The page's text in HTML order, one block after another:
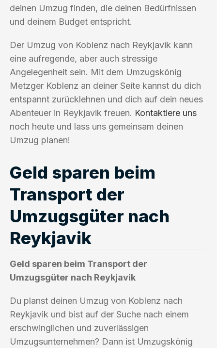
deinen Umzug finden, die deinen Bedürfnissen
und deinem Budget entspricht.
Der Umzug von Koblenz nach Reykjavik kann
eine aufregende, aber auch stressige
Angelegenheit sein. Mit dem Umzugskönig
Metzger Koblenz an deiner Seite kannst du dich
entspannt zurücklehnen und dich auf dein neues
Abenteuer in Reykjavik freuen. Kontaktiere uns
noch heute und lass uns gemeinsam deinen
Umzug planen!
Geld sparen beim
Transport der
Umzugsgüter nach
Reykjavik
Geld sparen beim Transport der
Umzugsgüter nach Reykjavik
Du planst deinen Umzug von Koblenz nach
Reykjavik und bist auf der Suche nach einem
erschwinglichen und zuverlässigen
Umzugsunternehmen? Dann ist Umzugskönig